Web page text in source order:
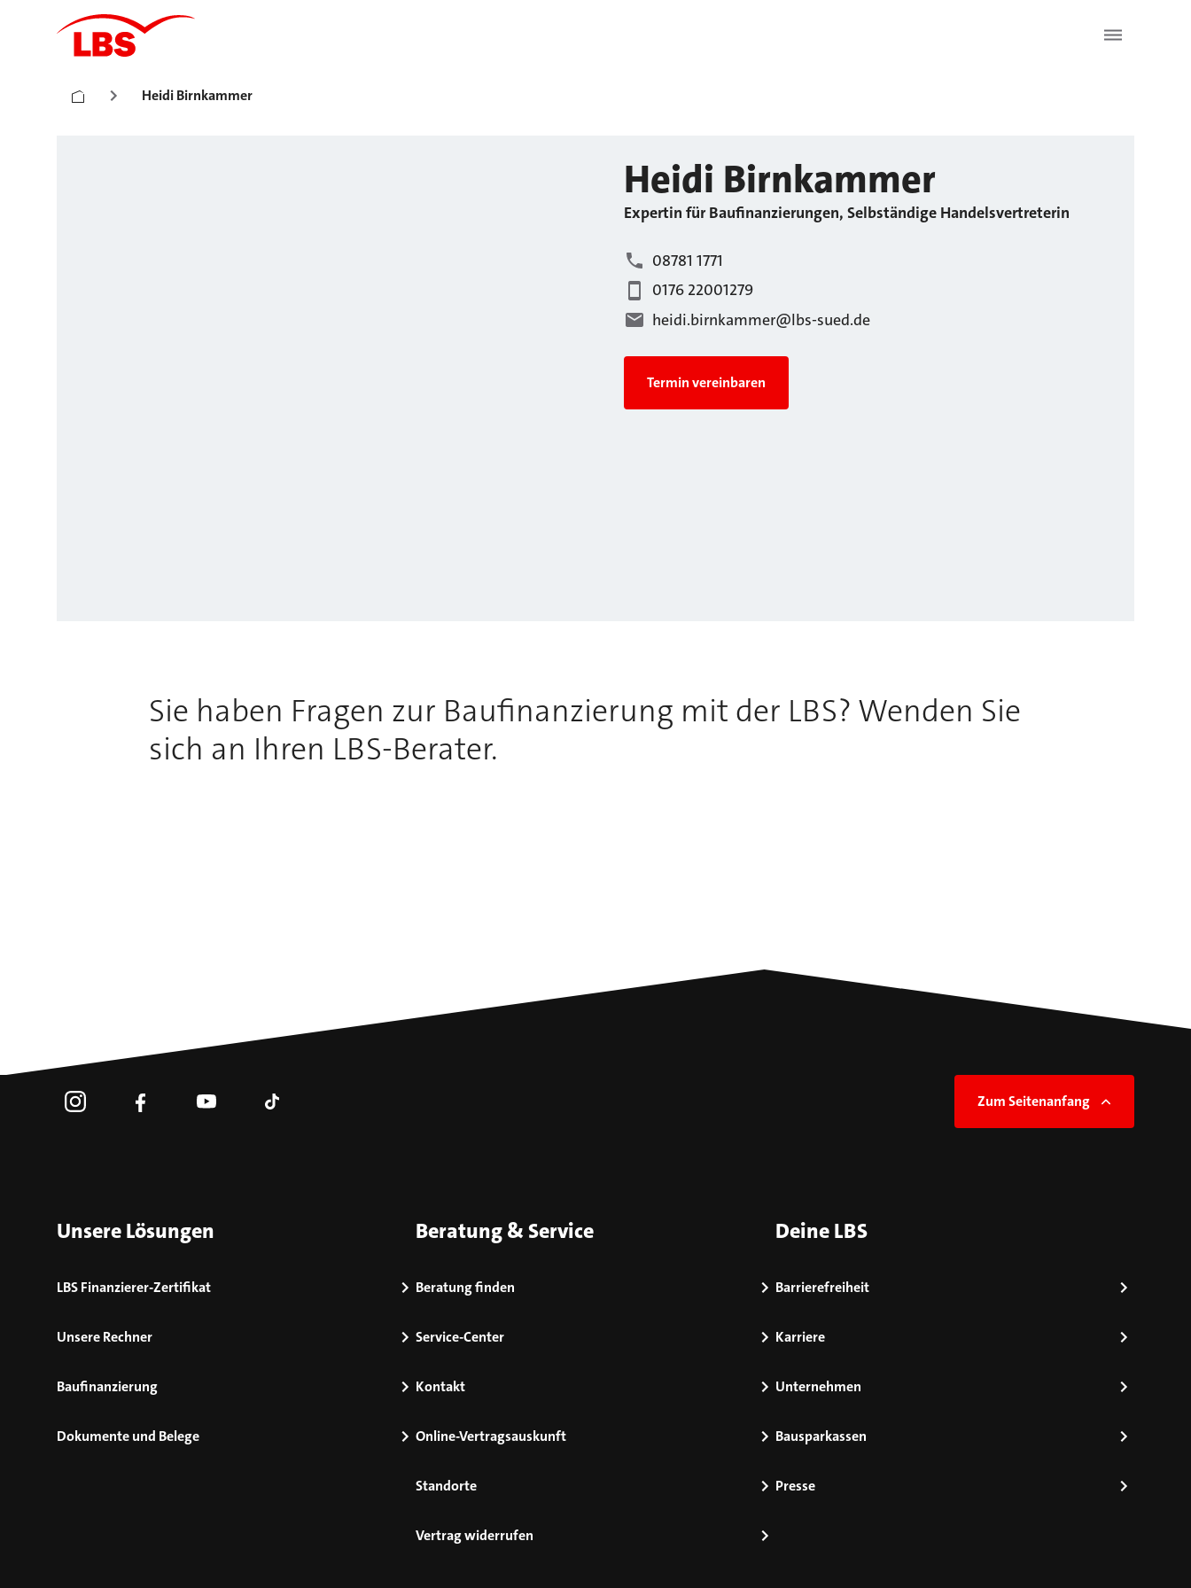
Heidi Birnkammer
Heidi Birnkammer
Expertin für Baufinanzierungen, Selbständige Handelsvertreterin
08781 1771
0176 22001279
heidi.birnkammer@lbs-sued.de
Termin vereinbaren
Sie haben Fragen zur Baufinanzierung mit der LBS? Wenden Sie
sich an Ihren LBS-Berater.
Zum Seitenanfang
Unsere Lösungen
LBS Finanzierer-Zertifikat
Unsere Rechner
Baufinanzierung
Dokumente und Belege
Beratung & Service
Beratung finden
Service-Center
Kontakt
Online-Vertragsauskunft
Standorte
Vertrag widerrufen
Deine LBS
Barrierefreiheit
Karriere
Unternehmen
Bausparkassen
Presse